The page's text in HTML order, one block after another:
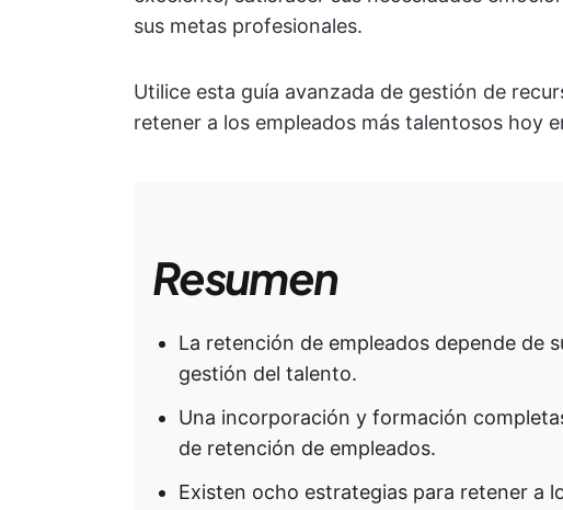
sus metas profesionales.
Utilice esta guía avanzada de gestión de
retener a los empleados más talentosos hoy
Resumen
La retención de empleados depende de
gestión del talento.
Una incorporación y formación
de retención de empleados.
Existen ocho estrategias para retener a